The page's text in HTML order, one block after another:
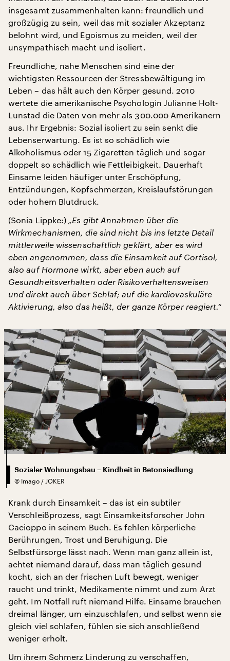
insgesamt zusammenhalten kann: freundlich und
großzügig zu sein, weil das mit sozialer Akzeptanz
belohnt wird, und Egoismus zu meiden, weil der
unsympathisch macht und isoliert.
Freundliche, nahe Menschen sind eine der
wichtigsten Ressourcen der Stressbewältigung im
Leben – das hält auch den Körper gesund. 2010
wertete die amerikanische Psychologin Julianne Holt-
Lunstad die Daten von mehr als 300.000 Amerikanern
aus. Ihr Ergebnis: Sozial isoliert zu sein senkt die
Lebenserwartung. Es ist so schädlich wie
Alkoholismus oder 15 Zigaretten täglich und sogar
doppelt so schädlich wie Fettleibigkeit. Dauerhaft
Einsame leiden häufiger unter Erschöpfung,
Entzündungen, Kopfschmerzen, Kreislaufstörungen
oder hohem Blutdruck.
(Sonia Lippke:) „Es gibt Annahmen über die
Wirkmechanismen, die sind nicht bis ins letzte Detail
mittlerweile wissenschaftlich geklärt, aber es wird
eben angenommen, dass die Einsamkeit auf Cortisol,
also auf Hormone wirkt, aber eben auch auf
Gesundheitsverhalten oder Risikoverhaltensweisen
und direkt auch über Schlaf; auf die kardiovaskuläre
Aktivierung, also das heißt, der ganze Körper reagiert.“
Sozialer Wohnungsbau – Kindheit in Betonsiedlung
© Imago / JOKER
Krank durch Einsamkeit – das ist ein subtiler
Verschleißprozess, sagt Einsamkeitsforscher John
Cacioppo in seinem Buch. Es fehlen körperliche
Berührungen, Trost und Beruhigung. Die
Selbstfürsorge lässt nach. Wenn man ganz allein ist,
achtet niemand darauf, dass man täglich gesund
kocht, sich an der frischen Luft bewegt, weniger
raucht und trinkt, Medikamente nimmt und zum Arzt
geht. Im Notfall ruft niemand Hilfe. Einsame brauchen
dreimal länger, um einzuschlafen, und selbst wenn sie
gleich viel schlafen, fühlen sie sich anschließend
weniger erholt.
Um ihrem Schmerz Linderung zu verschaffen,